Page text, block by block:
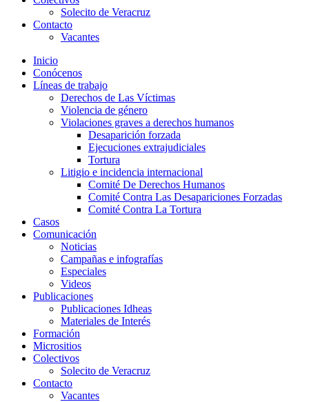
Solecito de Veracruz
Contacto
Vacantes
Inicio
Conócenos
Líneas de trabajo
Derechos de Las Víctimas
Violencia de género
Violaciones graves a derechos humanos
Desaparición forzada​
Ejecuciones extrajudiciales
Tortura
Litigio e incidencia internacional
Comité De Derechos Humanos​
Comité Contra Las Desapariciones Forzadas
Comité Contra La Tortura​
Casos
Comunicación
Noticias
Campañas e infografías
Especiales
Videos
Publicaciones
Publicaciones Idheas
Materiales de Interés
Formación
Micrositios
Colectivos
Solecito de Veracruz
Contacto
Vacantes